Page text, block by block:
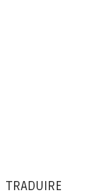
TRADUIRE